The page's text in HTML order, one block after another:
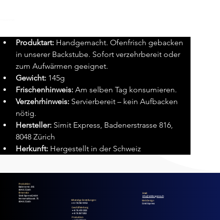
Produktart: Handgemacht. Ofenfrisch gebacken
in unserer Backstube. Sofort verzehrbereit oder
zum Aufwärmen geeignet.
Gewicht: 145g
Frischenhinweis: Am selben Tag konsumieren.
Verzehrhinweis: Servierbereit – kein Aufbacken
nötig.
Hersteller: Simit Express, Badenerstrasse 816,
8048 Zürich
Herkunft: Hergestellt in der Schweiz
Produktion:
Badenerstr. 816
8048 Zürich
Firmensitz:
Simit Express GmbH
Hermetschloostr. 75
8048 Zürich
WhatsApp Bestellungen:
+41 76 730 99 53
Geschäftsleitung
+41 76 470 53 53
+41 76 587 53 53
Produktion
Email:
info@simitexpress.ch
Web Design
Simit Express